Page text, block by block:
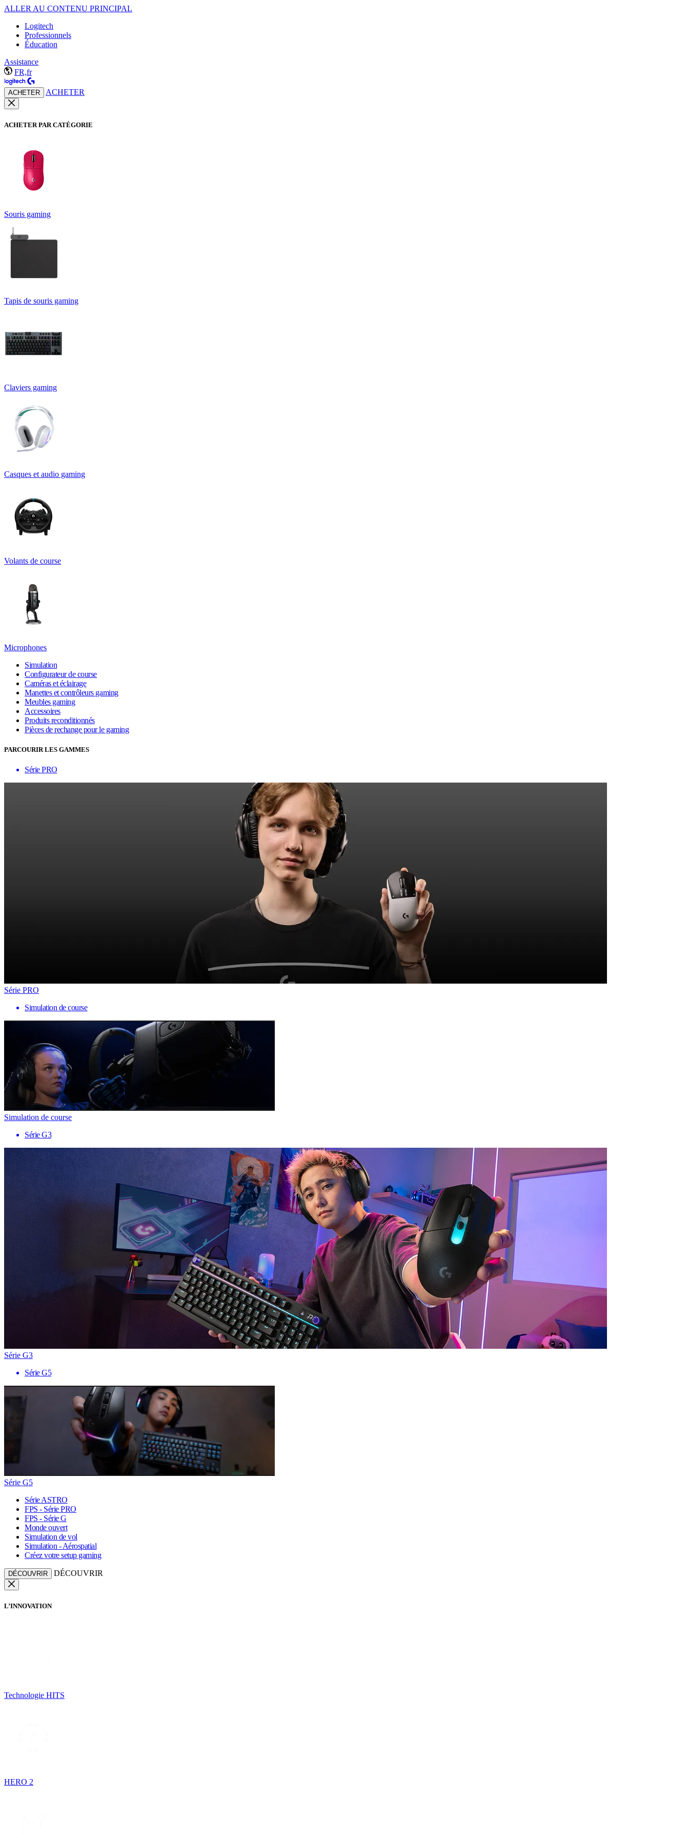
ALLER AU CONTENU PRINCIPAL
Logitech
Professionnels
Éducation
Assistance
FR,fr
ACHETER ACHETER
ACHETER PAR CATÉGORIE
Souris gaming
Tapis de souris gaming
Claviers gaming
Casques et audio gaming
Volants de course
Microphones
Simulation
Configurateur de course
Caméras et éclairage
Manettes et contrôleurs gaming
Meubles gaming
Accessoires
Produits reconditionnés
Pièces de rechange pour le gaming
PARCOURIR LES GAMMES
Série PRO
Série PRO
Simulation de course
Simulation de course
Série G3
Série G3
Série G5
Série G5
Série ASTRO
FPS - Série PRO
FPS - Série G
Monde ouvert
Simulation de vol
Simulation - Aérospatial
Créez votre setup gaming
DÉCOUVRIR DÉCOUVRIR
L’INNOVATION
Technologie HITS
HERO 2